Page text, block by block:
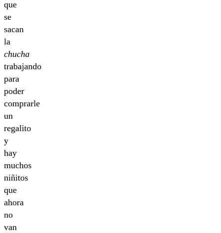
que
se
sacan
la
chucha
trabajando
para
poder
comprarle
un
regalito
y
hay
muchos
niñitos
que
ahora
no
van